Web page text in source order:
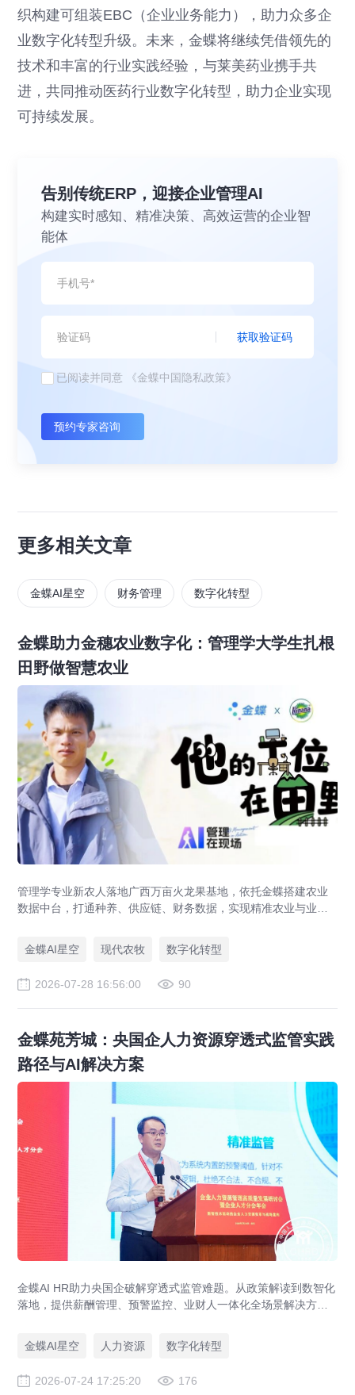
织构建可组装EBC（企业业务能力），助力众多企
业数字化转型升级。未来，金蝶将继续凭借领先的
技术和丰富的行业实践经验，与莱美药业携手共
进，共同推动医药行业数字化转型，助力企业实现
可持续发展。
告别传统ERP，迎接企业管理AI
构建实时感知、精准决策、高效运营的企业智
能体
获取验证码
已阅读并同意 《金蝶中国隐私政策》
预约专家咨询
更多相关文章
金蝶AI星空 财务管理 数字化转型
金蝶助力金穗农业数字化：管理学大学生扎根
田野做智慧农业
管理学专业新农人落地广西万亩火龙果基地，依托金蝶搭建农业
数据中台，打通种养、供应链、财务数据，实现精准农业与业财
金蝶AI星空
现代农牧 数字化转型
2026-07-28 16:56:00 90
金蝶苑芳城：央国企人力资源穿透式监管实践
路径与AI解决方案
金蝶AI HR助力央国企破解穿透式监管难题。从政策解读到数智化
落地，提供薪酬管理、预警监控、业财人一体化全场景解决方
金蝶AI星空
人力资源 数字化转型
2026-07-24 17:25:20 176